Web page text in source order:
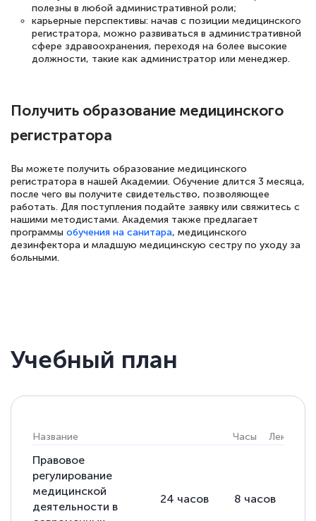
полезны в любой административной роли;
карьерные перспективы: начав с позиции медицинского
регистратора, можно развиваться в административной
сфере здравоохранения, переходя на более высокие
должности, такие как администратор или менеджер.
Получить образование медицинского
регистратора
Вы можете получить образование медицинского
регистратора в нашей Академии. Обучение длится 3 месяца,
после чего вы получите свидетельство, позволяющее
работать. Для поступления подайте заявку или свяжитесь с
нашими методистами. Академия также предлагает
программы обучения на санитара, медицинского
дезинфектора и младшую медицинскую сестру по уходу за
больными.
Учебный план
Название Часы Лекции
Правовое
регулирование
медицинской
деятельности в
24 часов 8 часов